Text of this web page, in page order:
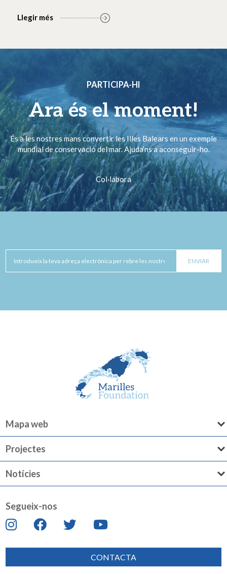
Llegir més
PARTICIPA-HI
Ara és el moment!
És a les nostres mans convertir les Illes Balears en un exemple
mundial de conservació del mar. Ajuda’ns a aconseguir-ho.
Col·labora
Mapa web
Projectes
Notícies
Segueix-nos
CONTACTA